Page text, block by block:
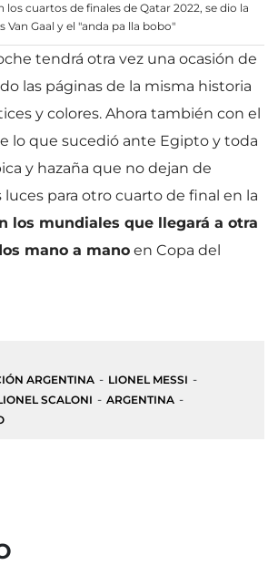
los cuartos de finales de Qatar 2022, se dio la
Gaal y el "anda pa lla bobo"
tendrá otra vez una ocasión de
las páginas de la misma historia
y colores. Ahora también con el
lo que sucedió ante Egipto y toda
y hazaña que no dejan de
para otro cuarto de final en la
los mundiales que llegará a otra
mano a mano en Copa del
ARGENTINA
LIONEL MESSI
SCALONI
ARGENTINA